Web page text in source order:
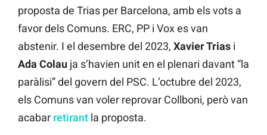
proposta de Trias per Barcelona, amb els vots a
favor dels Comuns. ERC, PP i Vox es van
abstenir. I el desembre del 2023, Xavier Trias i
Ada Colau ja s’havien unit en el plenari davant “la
paràlisi” del govern del PSC. L’octubre del 2023,
els Comuns van voler reprovar Collboni, però van
acabar retirant la proposta.